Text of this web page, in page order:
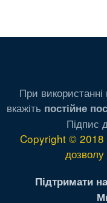
При
вкажіть постійне
Підпис
Copyright © 2018
Підтримати